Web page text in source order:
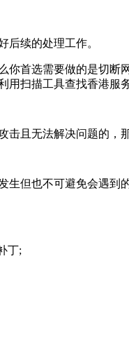
后续的处理工作。
你首选需要做的是切
用扫描工具查找香港服
击且无法解决问题的，
生但也不可避免会遇
丁;